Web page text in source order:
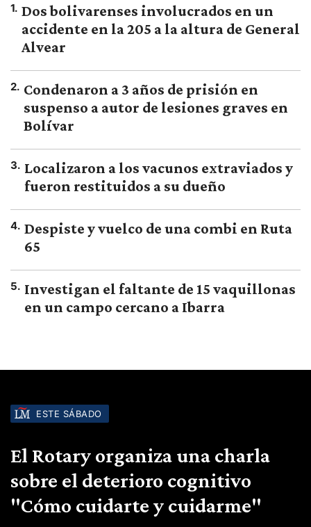
1. Dos bolivarenses involucrados en un
accidente en la 205 a la altura de General
Alvear
2. Condenaron a 3 años de prisión en
suspenso a autor de lesiones graves en
Bolívar
3. Localizaron a los vacunos extraviados y
fueron restituidos a su dueño
4. Despiste y vuelco de una combi en Ruta
65
5. Investigan el faltante de 15 vaquillonas
en un campo cercano a Ibarra
ESTE SÁBADO
El Rotary organiza una charla
sobre el deterioro cognitivo
"Cómo cuidarte y cuidarme"